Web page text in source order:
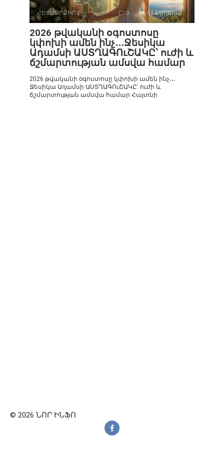
ՀԵՏԱՔՐՔԻՐ Է 0 614դիտում
2026 թվականի օգոստոսը
կփոխի ամեն ինչ․․․Ջեսիկա
Ադամսի ԱՍՏՂԱԳՈւՇԱԿԸ՝ ուժի և
ճշմարտության ամսվա համար
2026 թվականի օգոստոսը կփոխի ամեն ինչ․․․
Ջեսիկա Ադամսի ԱՍՏՂԱԳՈւՇԱԿԸ՝ ուժի և
ճշմարտության ամսվա համար Հայտնի
© 2026 ՆՈՐ ԻՆՖՈ